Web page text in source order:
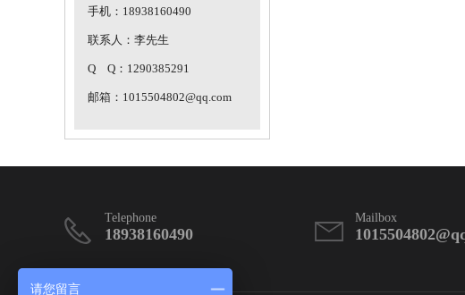
手机：18938160490
联系人：李先生
Q Q：1290385291
邮箱：1015504802@qq.com
Telephone
18938160490
Mailbox
请您留言